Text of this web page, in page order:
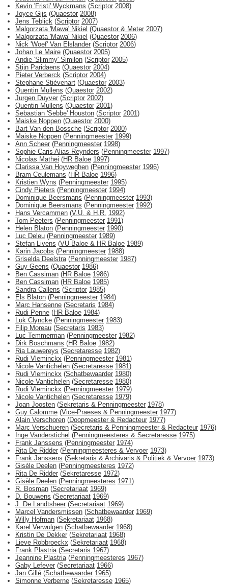
Kevin 'Fristi' Wyckmans (Scriptor 2008)
Joyce Gijs (Quaestor 2008)
Jens Teblick (Scriptor 2007)
Malgorzata 'Mawa' Nikiel (Quaestor & Meter 2007)
Malgorzata 'Mawa' Nikiel (Quaestor 2006)
Nick 'Woef' Van Elslander (Scriptor 2006)
Johan Le Maire (Quaestor 2005)
Andie 'Slimmy' Similon (Scriptor 2005)
Stijn Paridaens (Quaestor 2004)
Pieter Verberck (Scriptor 2004)
Stephane Stiévenart (Quaestor 2003)
Quentin Mullens (Quaestor 2002)
Jurgen Duyver (Scriptor 2002)
Quentin Mullens (Quaestor 2001)
Sebastian 'Sebbe' Houston (Scriptor 2001)
Maiske Noppen (Quaestor 2000)
Bart Van den Bossche (Scriptor 2000)
Maiske Noppen (Penningmeester 1999)
Ann Scheer (Penningmeester 1998)
Sophie Caris Alias Reynders (Penningmeester 1997)
Nicolas Mathei (HR Baloe 1997)
Clarissa Van Hoyweghen (Penningmeester 1996)
Bram Ceulemans (HR Baloe 1996)
Kristien Wyns (Penningmeester 1995)
Cindy Pieters (Penningmeester 1994)
Dominique Beersmans (Penningmeester 1993)
Dominique Beersmans (Penningmeester 1992)
Hans Vercammen (V.U. & H.R. 1992)
Tom Peeters (Penningmeester 1991)
Helen Blaton (Penningmeester 1990)
Luc Deleu (Penningmeester 1989)
Stefan Livens (VU Baloe & HR Baloe 1989)
Karin Jacobs (Penningmeester 1988)
Griselda Deelstra(Penningmeester 1987)
Guy Geens (Quaestor 1986)
Ben Cassiman (HR Baloe 1986)
Ben Cassiman (HR Baloe 1985)
Sandra Callens (Scriptor 1985)
Els Blaton (Penningmeester 1984)
Marc Hansenne (Secretaris 1984)
Rudi Penne (HR Baloe 1984)
Luk Clyncke (Penningmeester 1983)
Filip Moreau (Secretaris 1983)
Luc Temmerman (Penningmeester 1982)
Dirk Boschmans (HR Baloe 1982)
Ria Lauwereys (Secretaresse 1982)
Rudi Vleminckx (Penningmeester 1981)
Nicole Vantichelen (Secretaresse 1981)
Rudi Vleminckx (Schatbewaarder 1980)
Nicole Vantichelen (Secretaresse 1980)
Rudi Vleminckx (Penningmeester 1979)
Nicole Vantichelen (Secretaresse 1979)
Joan Joosten (Sekretaris & Penningmeester 1978)
Guy Calomme (Vice-Praeses & Penningmeester 1977)
Alain Verschoren (Doopmeester & Redacteur 1977)
Marc Verschueren (Secretaris & Penningmeester & Redacteur 1976)
Inge Vanderstichel (Penningmeesteres & Secretaresse 1975)
Frank Janssens (Penningmeester 1974)
Rita De Ridder (Penningmeesteres & Vervoer 1973)
Frank Janssens (Sekretaris & Archivaris & Politiek & Vervoer 1973)
Gisèle Deelen (Penningmeesteres 1972)
Rita De Ridder (Sekretaresse 1972)
Gisèle Deelen (Penningmeesteres 1971)
R. Bosman (Secretariaat 1969)
D. Bouwens (Secretariaat 1969)
J. De Landtsheer (Secretariaat 1969)
Marcel Vandersmissen (Schatbewaarder 1969)
Willy Hofman (Sekretariaat 1968)
Karel Verwulgen (Schatbewaarder 1968)
Kristin De Dekker (Sekretariaat 1968)
Lieve Robbroeckx (Sekretariaat 1968)
Frank Plastria(Secretaris 1967)
Jeannine Plastria(Penningmeesteres 1967)
Gaby Lefever (Secretariaat 1966)
Jan Gillé (Schatbewaarder 1965)
Simonne Verberne (Sekretaresse 1965)